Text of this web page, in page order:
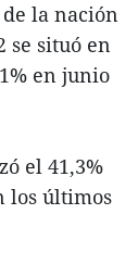
la nación
se situó en
en junio
el 41,3%
los últimos